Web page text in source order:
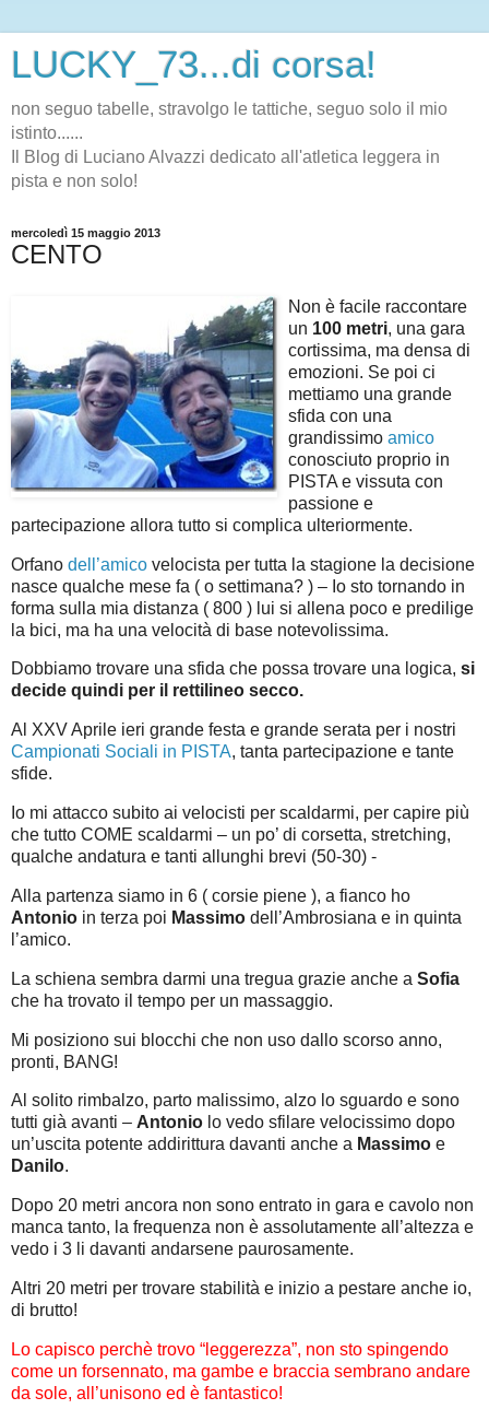
LUCKY_73...di corsa!
non seguo tabelle, stravolgo le tattiche, seguo solo il mio
istinto......
Il Blog di Luciano Alvazzi dedicato all'atletica leggera in
pista e non solo!
mercoledì 15 maggio 2013
CENTO
Non è facile raccontare
un 100 metri, una gara
cortissima, ma densa di
emozioni. Se poi ci
mettiamo una grande
sfida con una
grandissimo amico
conosciuto proprio in
PISTA e vissuta con
passione e
partecipazione allora tutto si complica ulteriormente.
Orfano dell’amico velocista per tutta la stagione la decisione
nasce qualche mese fa ( o settimana? ) – Io sto tornando in
forma sulla mia distanza ( 800 ) lui si allena poco e predilige
la bici, ma ha una velocità di base notevolissima.
Dobbiamo trovare una sfida che possa trovare una logica, si
decide quindi per il rettilineo secco.
Al XXV Aprile ieri grande festa e grande serata per i nostri
Campionati Sociali in PISTA, tanta partecipazione e tante
sfide.
Io mi attacco subito ai velocisti per scaldarmi, per capire più
che tutto COME scaldarmi – un po’ di corsetta, stretching,
qualche andatura e tanti allunghi brevi (50-30) -
Alla partenza siamo in 6 ( corsie piene ), a fianco ho
Antonio in terza poi Massimo dell’Ambrosiana e in quinta
l’amico.
La schiena sembra darmi una tregua grazie anche a Sofia
che ha trovato il tempo per un massaggio.
Mi posiziono sui blocchi che non uso dallo scorso anno,
pronti, BANG!
Al solito rimbalzo, parto malissimo, alzo lo sguardo e sono
tutti già avanti – Antonio lo vedo sfilare velocissimo dopo
un’uscita potente addirittura davanti anche a Massimo e
Danilo.
Dopo 20 metri ancora non sono entrato in gara e cavolo non
manca tanto, la frequenza non è assolutamente all’altezza e
vedo i 3 li davanti andarsene paurosamente.
Altri 20 metri per trovare stabilità e inizio a pestare anche io,
di brutto!
Lo capisco perchè trovo “leggerezza”, non sto spingendo
come un forsennato, ma gambe e braccia sembrano andare
da sole, all’unisono ed è fantastico!